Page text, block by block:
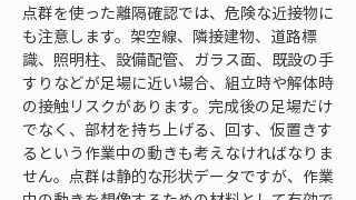
点群を使った離隔確認では、危険な近接物に
も注意します。架空線、隣接建物、道路標
識、照明柱、設備配管、ガラス面、既設の手
すりなどが足場に近い場合、組立時や解体時
の接触リスクがあります。完成後の足場だけ
でなく、部材を持ち上げる、回す、仮置きす
るという作業中の動きも考えなければなりま
せん。点群は静的な形状データですが、作業